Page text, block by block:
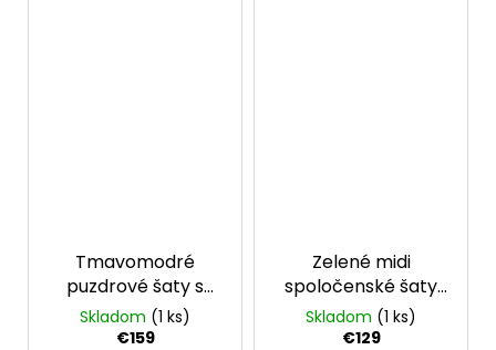
Tmavomodré
puzdrové šaty s
krátkym rukávom
Anna
Skladom (1 ks)
€159
Zelené midi
spoločenské šaty
pre moletky
Skladom (1 ks)
€129